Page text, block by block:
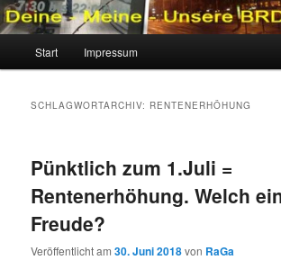
Start Impressum
SCHLAGWORTARCHIV: RENTENERHÖHUNG
Pünktlich zum 1.Juli =
Rentenerhöhung. Welch
Freude?
Veröffentlicht am30. Juni 2018von RaGa